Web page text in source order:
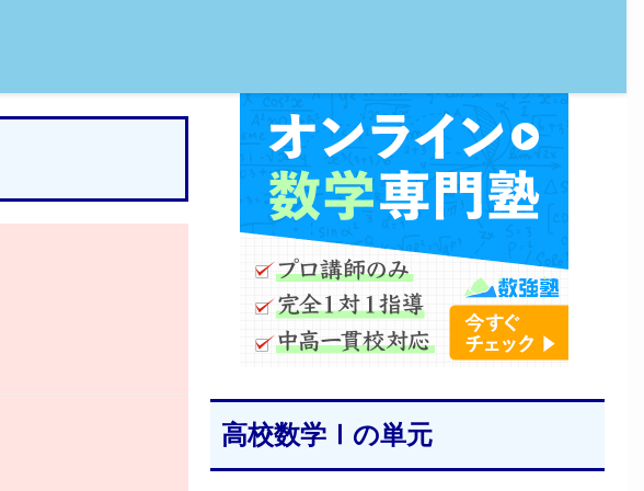
高校数学Ⅰの単元